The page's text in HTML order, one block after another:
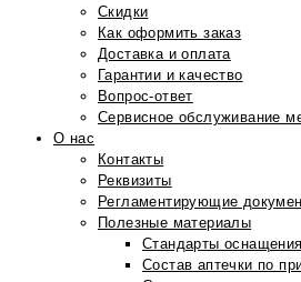
Скидки
Как оформить заказ
Доставка и оплата
Гарантии и качество
Вопрос-ответ
Сервисное обслуживание
О нас
Контакты
Реквизиты
Регламентирующие
Полезные материалы
Стандарты
Состав аптечки по